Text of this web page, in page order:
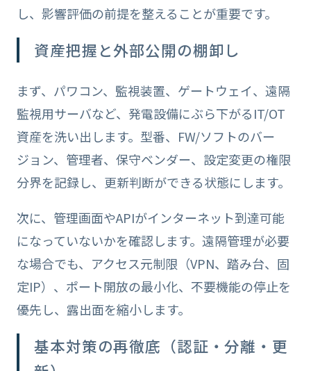
し、影響評価の前提を整えることが重要です。
資産把握と外部公開の棚卸し
まず、パワコン、監視装置、ゲートウェイ、遠隔
監視用サーバなど、発電設備にぶら下がるIT/OT
資産を洗い出します。型番、FW/ソフトのバー
ジョン、管理者、保守ベンダー、設定変更の権限
分界を記録し、更新判断ができる状態にします。
次に、管理画面やAPIがインターネット到達可能
になっていないかを確認します。遠隔管理が必要
な場合でも、アクセス元制限（VPN、踏み台、固
定IP）、ポート開放の最小化、不要機能の停止を
優先し、露出面を縮小します。
基本対策の再徹底（認証・分離・更